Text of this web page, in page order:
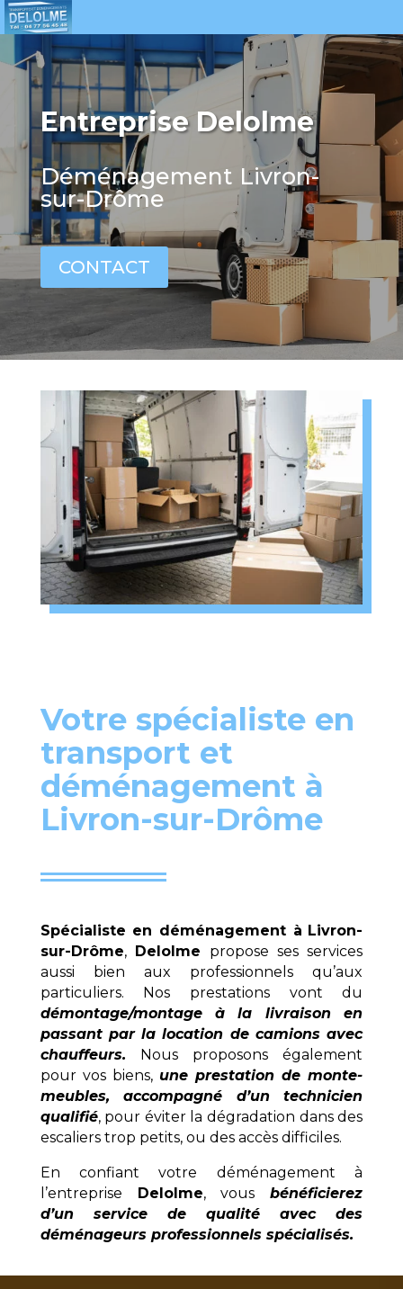
Entreprise Delolme
Déménagement Livron-
sur-Drôme
CONTACT
Votre spécialiste en
transport et
déménagement à
Livron-sur-Drôme
Spécialiste en déménagement à Livron-
sur-Drôme, Delolme propose ses services
aussi bien aux professionnels qu’aux
particuliers. Nos prestations vont du
démontage/montage à la livraison en
passant par la location de camions avec
chauffeurs. Nous proposons également
pour vos biens, une prestation de monte-
meubles, accompagné d’un technicien
qualifié, pour éviter la dégradation dans des
escaliers trop petits, ou des accès difficiles.
En confiant votre déménagement à
l’entreprise
Delolme, vousbénéficierez
d’un service de qualité avec des
déménageurs professionnels spécialisés.